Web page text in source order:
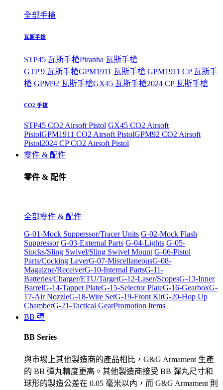
全部手槍
瓦斯手槍
STP45 瓦斯手槍Piranha 瓦斯手槍
GTP 9 瓦斯手槍GPM1911 瓦斯手槍 GPM1911 CP 瓦斯手
槍 GPM92 瓦斯手槍GX45 瓦斯手槍2024 CP 瓦斯手槍
CO2 手槍
STP45 CO2 Airsoft Pistol GX45 CO2 Airsoft
PistolGPM1911 CO2 Airsoft PistolGPM92 CO2 Airsoft
Pistol2024 CP CO2 Airsoft Pistol
零件 & 配件
零件 & 配件
全部零件 & 配件
G-01-Mock Supperssor/Tracer Units G-02-Mock Flash
Suppressor G-03-External Parts G-04-Lights G-05-
Stocks/Sling Swivel/Sling Swivel Mount G-06-Pistol
Parts/Cocking LeverG-07-MiscellaneousG-08-
Magaizne/ReceiverG-10-Internal PartsG-11-
Batteries/Charger/ETU/TargetG-12-Laser/ScopesG-13-Inner
BarrelG-14-Tappet PlateG-15-Selector PlateG-16-GearboxG-
17-Air NozzleG-18-Wire SetG-19-Front KitG-20-Hop Up
ChamberG-21-Tactical GearPromotion Items
BB 彈
BB Series
與市場上其他製造商的產品相比，G&G Armament 生產
的 BB 彈丸精度更高。其他製造商接受 BB 彈丸尺寸和
球形的製造公差在 0.05 毫米以內，而 G&G Armament 則